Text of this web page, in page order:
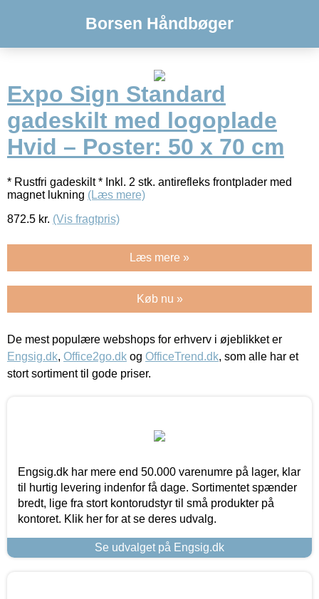
Borsen Håndbøger
Expo Sign Standard
gadeskilt med logoplade
Hvid – Poster: 50 x 70 cm
* Rustfri gadeskilt * Inkl. 2 stk. antirefleks frontplader med
magnet lukning (Læs mere)
872.5 kr. (Vis fragtpris)
Læs mere »
Køb nu »
De mest populære webshops for erhverv i øjeblikket er
Engsig.dk, Office2go.dk og OfficeTrend.dk, som alle har et
stort sortiment til gode priser.
Engsig.dk har mere end 50.000 varenumre på lager, klar
til hurtig levering indenfor få dage. Sortimentet spænder
bredt, lige fra stort kontorudstyr til små produkter på
kontoret. Klik her for at se deres udvalg.
Se udvalget på Engsig.dk